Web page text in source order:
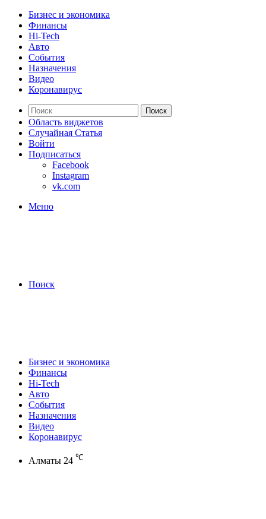
Бизнес и экономика
Финансы
Hi-Tech
Авто
События
Назначения
Видео
Коронавирус
Поиск
Область виджетов
Случайная Статья
Войти
Подписаться
Facebook
Instagram
vk.com
Меню
Поиск
Бизнес и экономика
Финансы
Hi-Tech
Авто
События
Назначения
Видео
Коронавирус
Алматы 24 ℃